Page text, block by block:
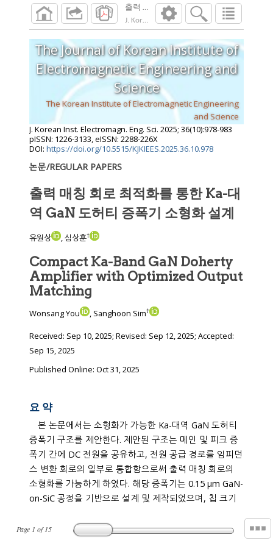
출력 매칭 회로 최적화를 통한 Ka-대역
J. Korean Inst. Electromagn. Eng. Sci.
Page 1 of15
The Journal of Korean Institute of
Electromagnetic Engineering and
Science
The Korean Institute of Electromagnetic Engineering
and Science
J. Korean Inst. Electromagn. Eng. Sci. 2025; 36(10):978-983
pISSN: 1226-3133, eISSN: 2288-226X
DOI: https://doi.org/10.5515/KJKIEES.2025.36.10.978
논문/REGULAR PAPERS
출력 매칭 회로 최적화를 통한 Ka-대
역 GaN 도허티 증폭기 소형화 설계
유원상 , 심상훈†
Compact Ka-Band GaN Doherty
Amplifier with Optimized Output
Matching
Wonsang You , Sanghoon Sim†
Received: Sep 10, 2025; Revised: Sep 12, 2025; Accepted:
Sep 15, 2025
Published Online: Oct 31, 2025
요 약
본 논문에서는 소형화가 가능한 Ka-대역 GaN 도허티
증폭기 구조를 제안한다. 제안된 구조는 메인 및 피크 증
폭기 간에 DC 전원을 공유하고, 전원 공급 경로를 임피던
스 변환 회로의 일부로 통합함으로써 출력 매칭 회로의
소형화를 가능하게 하였다. 해당 증폭기는 0.15 μm GaN-
on-SiC 공정을 기반으로 설계 및 제작되었으며, 칩 크기